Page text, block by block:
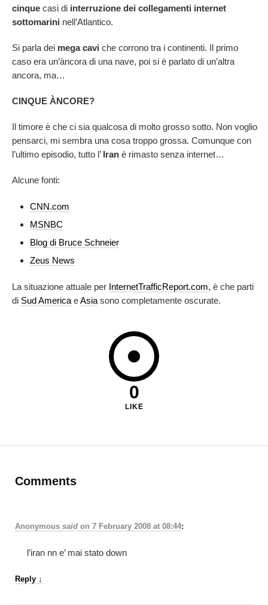
cinque casi di interruzione dei collegamenti internet
sottomarini nell’Atlantico.
Si parla dei mega cavi che corrono tra i continenti. Il primo
caso era un’àncora di una nave, poi si è parlato di un’altra
ancora, ma…
CINQUE ÀNCORE?
Il timore è che ci sia qualcosa di molto grosso sotto. Non voglio
pensarci, mi sembra una cosa troppo grossa. Comunque con
l’ultimo episodio, tutto l’ Iran è rimasto senza internet…
Alcune fonti:
CNN.com
MSNBC
Blog di Bruce Schneier
Zeus News
La situazione attuale per InternetTrafficReport.com, è che parti
di Sud America eAsia sono completamente oscurate.
0
LIKE
Comments
Anonymous said on 7 February 2008 at 08:44:
l’iran nn e’ mai stato down
Reply ↓